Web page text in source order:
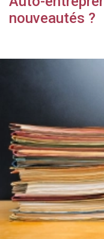
nouveautés ?